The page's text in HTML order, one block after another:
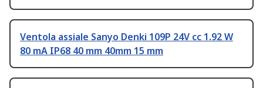
Ventola assiale Sanyo Denki 109P 24V cc 1.92 W
80 mA IP68 40 mm 40mm 15 mm